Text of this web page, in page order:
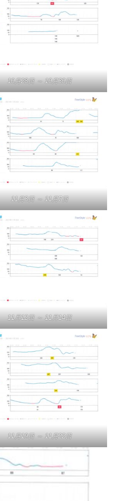
10月28日 ～ 10月30日
11月3日 ～ 11月7日
11月12日 ～ 11月14日
11月19日 ～ 11月22日